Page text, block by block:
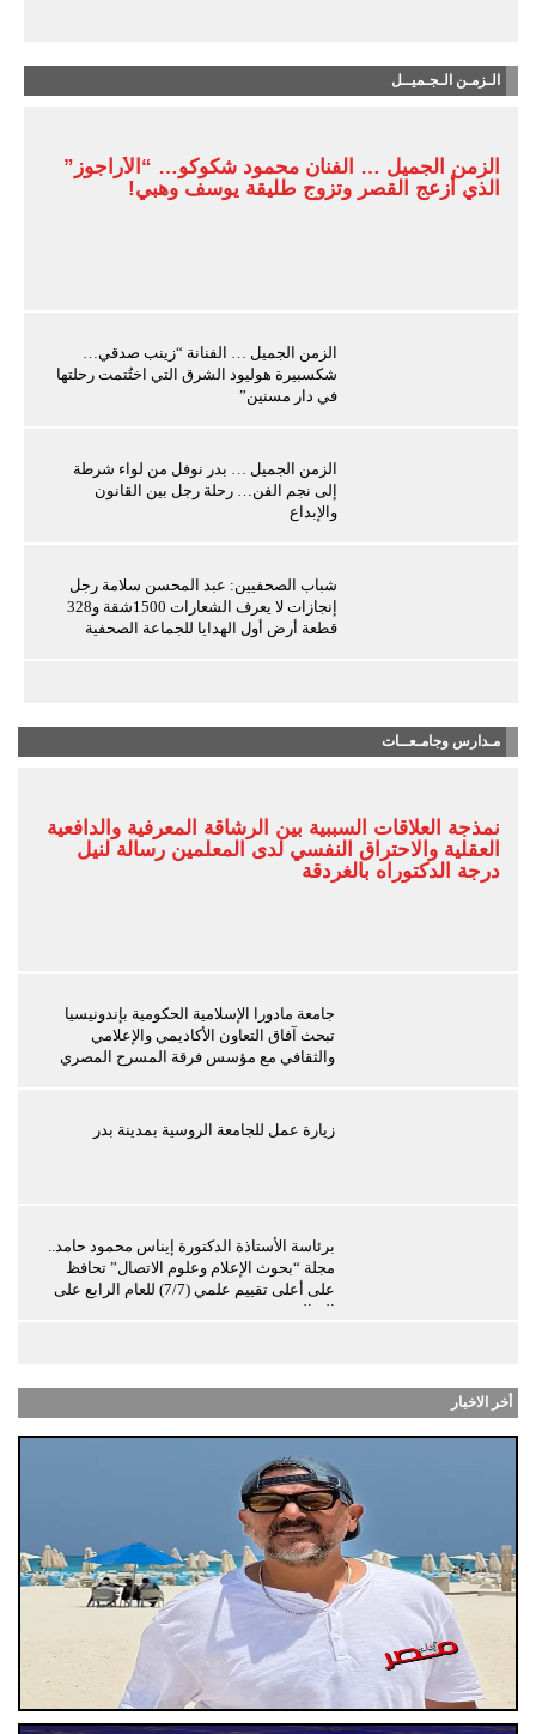
الـزمـن الـجـميــل
الزمن الجميل … الفنان محمود شكوكو… “الأراجوز”
الذي أزعج القصر وتزوج طليقة يوسف وهبي!
الزمن الجميل … الفنانة “زينب صدقي…
شكسبيرة هوليود الشرق التي اختُتمت رحلتها
في دار مسنين”
الزمن الجميل … بدر نوفل من لواء شرطة
إلى نجم الفن… رحلة رجل بين القانون
والإبداع
شباب الصحفيين: عبد المحسن سلامة رجل
إنجازات لا يعرف الشعارات 1500شقة و328
قطعة أرض أول الهدايا للجماعة الصحفية
مـدارس وجامـعــات
نمذجة العلاقات السببية بين الرشاقة المعرفية والدافعية
العقلية والاحتراق النفسي لدى المعلمين رسالة لنيل
درجة الدكتوراه بالغردقة
جامعة مادورا الإسلامية الحكومية بإندونيسيا
تبحث آفاق التعاون الأكاديمي والإعلامي
والثقافي مع مؤسس فرقة المسرح المصري
زيارة عمل للجامعة الروسية بمدينة بدر
برئاسة الأستاذة الدكتورة إيناس محمود حامد..
مجلة “بحوث الإعلام وعلوم الاتصال” تحافظ
على أعلى تقييم علمي (7/7) للعام الرابع على
التوالي
أخر الاخبار